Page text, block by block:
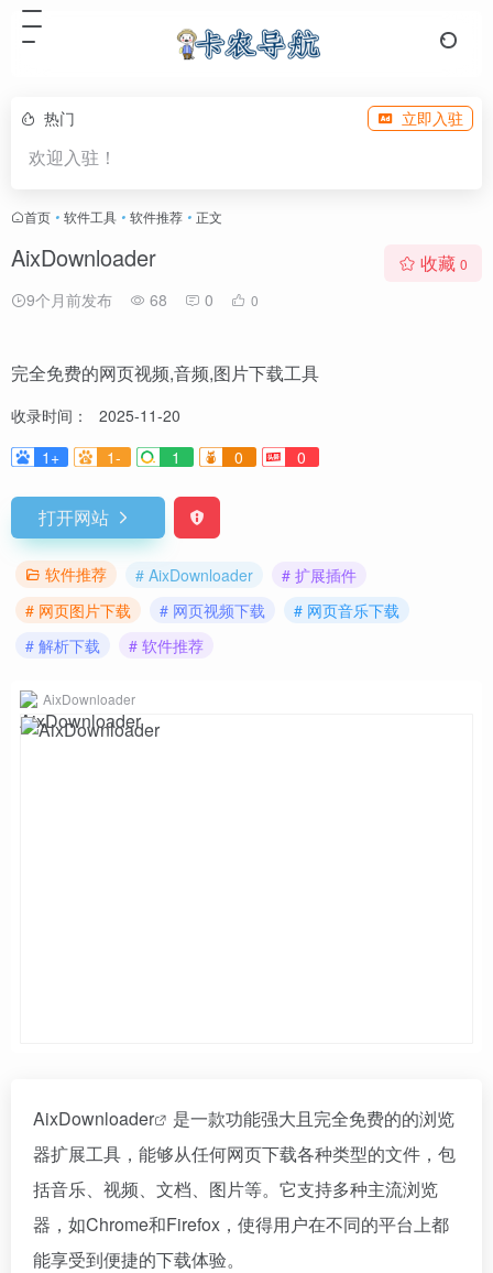
热门 立即入驻
欢迎入驻！
首页 • 软件工具 • 软件推荐 • 正文
AixDownloader
9个月前发布 68 0 0
收藏 0
完全免费的网页视频,音频,图片下载工具
收录时间：
2025-11-20
1+
1- 1 0 0
打开网站
软件推荐 # AixDownloader
# 扩展插件
# 网页图片下载
# 网页视频下载
# 网页音乐下载
# 解析下载
# 软件推荐
AixDownloader
AixDownloader
是一款功能强大且完全免费的的浏览
器扩展工具，能够从任何网页下载各种类型的文件，包
括音乐、视频、文档、图片等。它支持多种主流浏览
器，如Chrome和Firefox，使得用户在不同的平台上都
能享受到便捷的下载体验。